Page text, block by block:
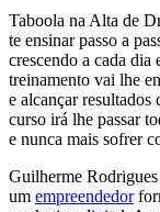
Taboola na Alta de
te ensinar passo a
crescendo a cada dia
treinamento vai lhe
e alcançar
curso irá lhe passar
e nunca mais sofrer
Guilherme
um empreendedor